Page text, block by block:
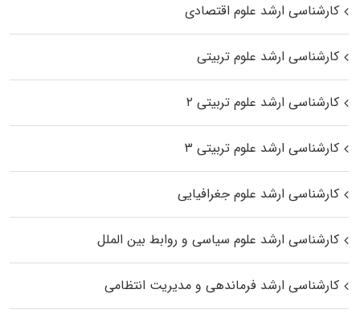
کارشناسی ارشد علوم اقتصادی
کارشناسی ارشد علوم تربیتی
کارشناسی ارشد علوم تربیتی ۲
کارشناسی ارشد علوم تربیتی ۳
کارشناسی ارشد علوم جغرافیایی
کارشناسی ارشد علوم سیاسی و روابط بین الملل
کارشناسی ارشد فرماندهی و مدیریت انتظامی